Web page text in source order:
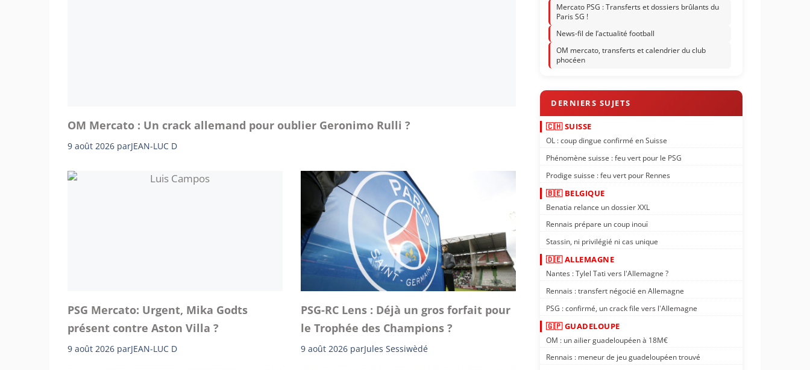
OM Mercato : Un crack allemand pour oublier Geronimo Rulli ?
9 août 2026 parJEAN-LUC D
PSG Mercato: Urgent, Mika Godts
présent contre Aston Villa ?
9 août 2026 parJEAN-LUC D
PSG-RC Lens : Déjà un gros forfait pour
le Trophée des Champions ?
9 août 2026 parJules Sessiwèdé
Mercato PSG : Transferts et dossiers brûlants du
Paris SG !
News-fil de l’actualité football
OM mercato, transferts et calendrier du club
phocéen
🇨🇭 SUISSE
OL : coup dingue confirmé en Suisse
Phénomène suisse : feu vert pour le PSG
Prodige suisse : feu vert pour Rennes
🇧🇪 BELGIQUE
Benatia relance un dossier XXL
Rennais prépare un coup inouï
Stassin, ni privilégié ni cas unique
🇩🇪 ALLEMAGNE
Nantes : Tylel Tati vers l'Allemagne ?
Rennais : transfert négocié en Allemagne
PSG : confirmé, un crack file vers l'Allemagne
🇬🇵 GUADELOUPE
OM : un ailier guadeloupéen à 18M€
Rennais : meneur de jeu guadeloupéen trouvé